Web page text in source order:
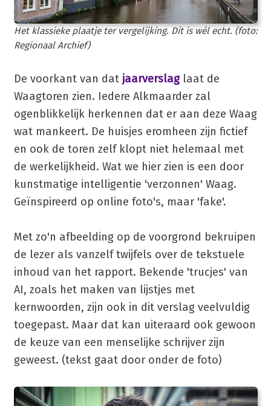
Het klassieke plaatje ter vergelijking. Dit is wél echt. (foto:
Regionaal Archief)
De voorkant van dat jaarverslaglaat de
Waagtoren zien. Iedere Alkmaarder zal
ogenblikkelijk herkennen dat er aan deze Waag
wat mankeert. De huisjes eromheen zijn fictief
en ook de toren zelf klopt niet helemaal met
de werkelijkheid. Wat we hier zien is een door
kunstmatige intelligentie 'verzonnen' Waag.
Geïnspireerd op online foto's, maar 'fake'.
Met zo'n afbeelding op de voorgrond bekruipen
de lezer als vanzelf twijfels over de tekstuele
inhoud van het rapport. Bekende 'trucjes' van
AI, zoals het maken van lijstjes met
kernwoorden, zijn ook in dit verslag veelvuldig
toegepast. Maar dat kan uiteraard ook gewoon
de keuze van een menselijke schrijver zijn
geweest. (tekst gaat door onder de foto)